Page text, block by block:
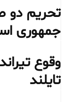
تحریم دو
جمهوری
وقوع
تایلند